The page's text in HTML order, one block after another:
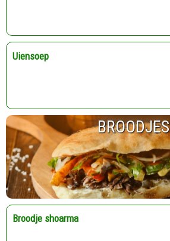
Uiensoep
BROODJES
Broodje shoarma